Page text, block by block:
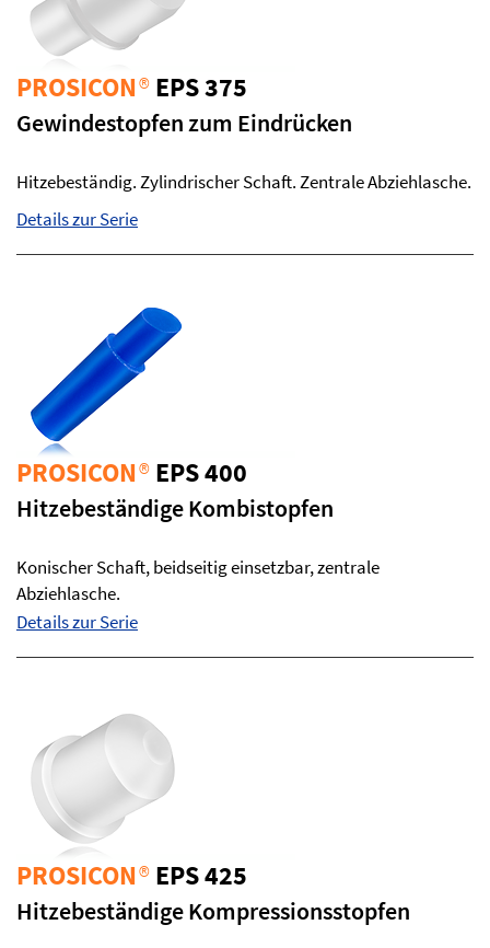
PROSICON®EPS 375
Gewindestopfen zum Eindrücken
Hitzebeständig. Zylindrischer Schaft. Zentrale Abziehlasche.
Details zur Serie
PROSICON®EPS 400
Hitzebeständige Kombistopfen
Konischer Schaft, beidseitig einsetzbar, zentrale
Abziehlasche.
Details zur Serie
PROSICON®EPS 425
Hitzebeständige Kompressionsstopfen